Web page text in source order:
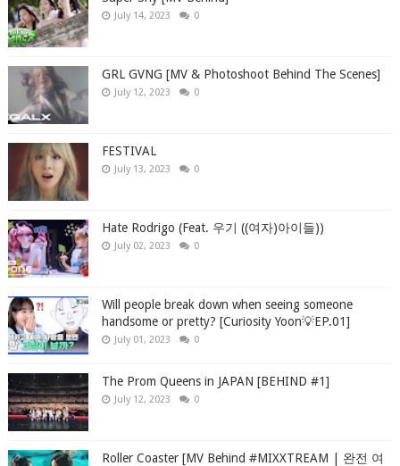
July 14, 2023 0
GRL GVNG [MV & Photoshoot Behind The Scenes]
July 12, 2023 0
FESTIVAL
July 13, 2023 0
Hate Rodrigo (Feat. 우기 ((여자)아이들))
July 02, 2023 0
Will people break down when seeing someone
handsome or pretty? [Curiosity Yoon💡EP.01]
July 01, 2023 0
The Prom Queens in JAPAN [BEHIND #1]
July 12, 2023 0
Roller Coaster [MV Behind #MIXXTREAM | 완전 여